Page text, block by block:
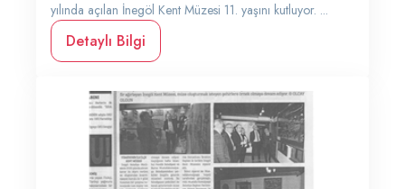
yılında açılan İnegöl Kent Müzesi 11. yaşını kutluyor. ...
Detaylı Bilgi